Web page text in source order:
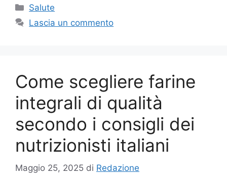
Categorie
Salute
Lascia un commento
Come scegliere farine
integrali di qualità
secondo i consigli dei
nutrizionisti italiani
Maggio 25, 2025 di Redazione